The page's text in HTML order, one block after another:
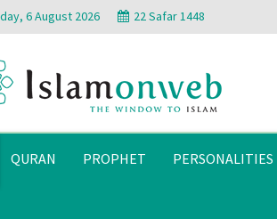
6 August 2026 22 Safar 1448
QURAN PROPHET PERSONALITIES